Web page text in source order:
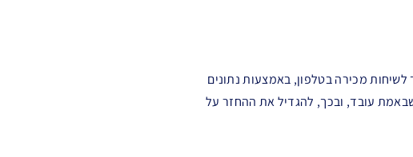
מכירה בטלפון, באמצעות נתונים
עובד, ובכך, להגדיל את ההחזר על